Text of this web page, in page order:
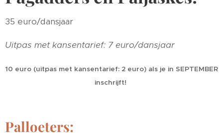
35 euro/dansjaar
Uitpas met kansentarief: 7 euro/dansjaar
10 euro (uitpas met kansentarief: 2 euro) als je in SEPTEMBER
inschrijft!
Palloeters: